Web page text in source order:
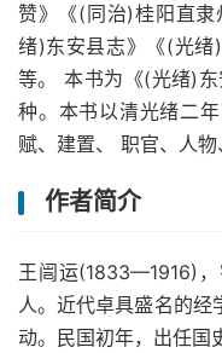
赞》《(同治)桂阳直
绪)东安县志》《(光绪
等。 本书为《(光绪)
种。本书以清光绪二
赋、建置、 职官、人物
作者简介
王闿运(1833—1916)
人。近代卓具盛名的经
动。民国初年，出任国